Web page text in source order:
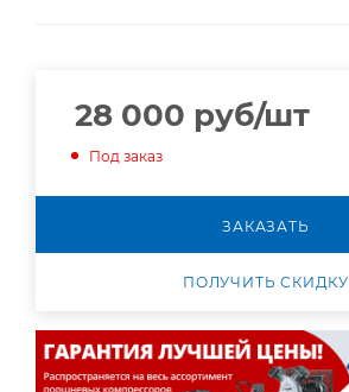
28 000 руб/шт
Под заказ
ЗАКАЗАТЬ
ПОЛУЧИТЬ СКИДКУ